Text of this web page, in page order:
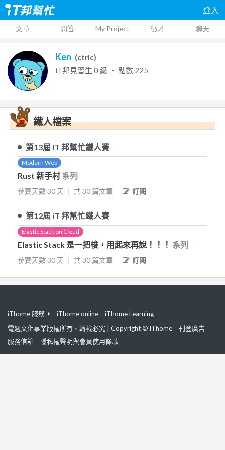
登入
文章 問答 My Project 徵才 聊天
Ken (ctrlc)
iT邦見習生 0 級 ‧ 點數 225
鐵人檔案
第12屆 iT 邦幫忙鐵人賽
Elastic Stack on Cloud
Elastic Stack 是一把梭，用起來再說！！！ 系列
參賽天數30 天 共30 篇文章 訂閱
第13屆 iT 邦幫忙鐵人賽
Modern Web
Rust 新手村 系列
參賽天數30 天 共30 篇文章 訂閱
iThome 服務 iThome online
iThome Learning
電週文化事業版權所有、轉載必究 | Copyright © iThome
刊登廣告
服務信箱
隱私權聲明與會員使用條款